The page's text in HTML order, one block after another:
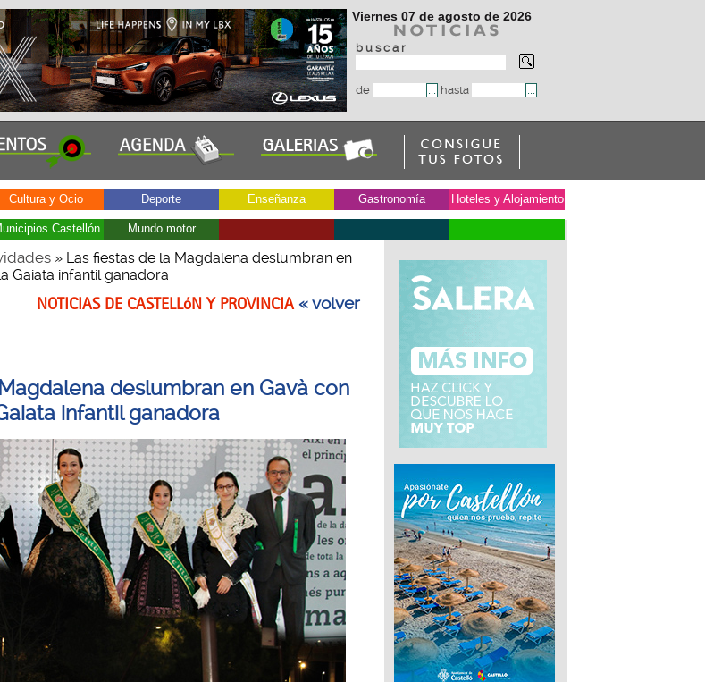
Viernes 07 de agosto de 2026
b u s c a r
de hasta
Cultura y Ocio Deporte Enseñanza Gastronomía Hoteles y Alojamiento
Castellón Mundo motor
» Las fiestas de la Magdalena deslumbran en
Gaiata infantil ganadora
NOTICIAS DE CASTELLóN Y PROVINCIA« volver
deslumbran en Gavà con
infantil ganadora